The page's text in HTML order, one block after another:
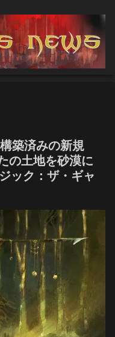
築済みの新規
の土地を砂漠に
ック：ザ・ギャ